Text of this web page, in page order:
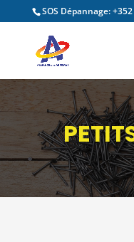
SOS Dépannage: